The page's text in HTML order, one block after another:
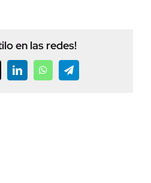
en las redes!
LinkedInWhatsAppTelegram